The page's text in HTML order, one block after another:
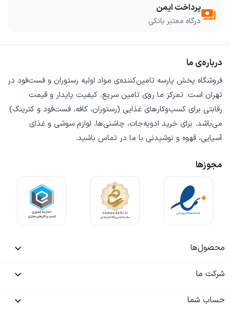
paymentsپرداخت ایمن
درگاه معتبر بانکی
درباره‌ی ما
فروشگاه پخش پارسه تامین‌کننده‌ی مواد اولیه رستوران و فست‌فود در
تهران است. تمرکز ما روی تامین سریع، کیفیت پایدار و قیمت
رقابتی برای کسب‌وکارهای غذایی (رستوران، کافه، فست‌فود و کترینگ)
می‌باشد. برای خرید ادویه‌جات، چاشنی‌ها، لوازم سوشی و غذای
آسیایی، قهوه و نوشیدنی با ما در تماس باشید.
مجوزها
محصول‌ها 
شرکت ما 
حساب شما 